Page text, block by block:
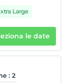
Large
le date
: 2